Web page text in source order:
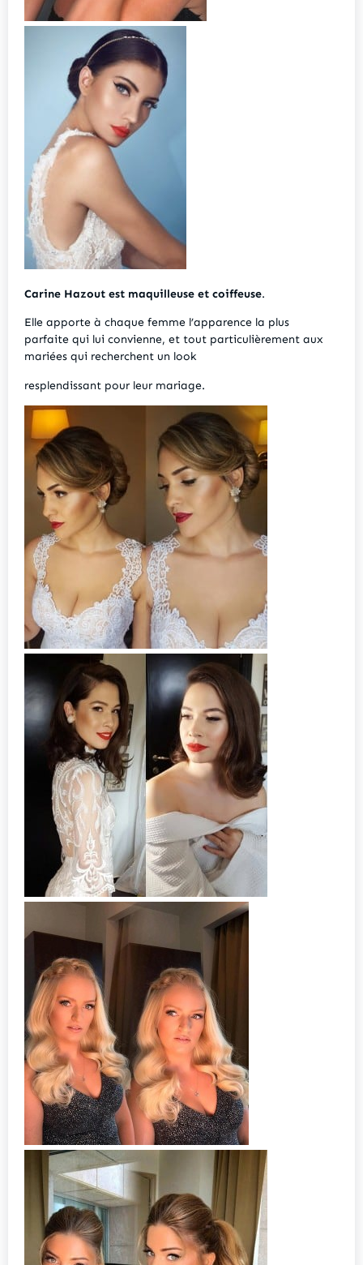
Carine Hazout est maquilleuse et coiffeuse.
Elle apporte à chaque femme l’apparence la plus
parfaite qui lui convienne, et tout particulièrement aux
mariées qui recherchent un look
resplendissant pour leur mariage.